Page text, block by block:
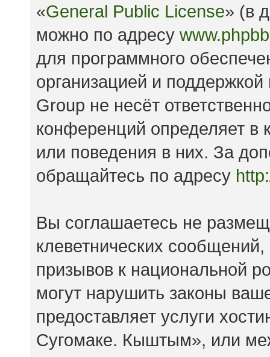
«General Public License» (в
можно по адресу
для программного
организацией и
Group не несёт
конференций определяет в
или поведения в них. За
обращайтесь по адресу
Вы соглашаетесь не
клеветнических
призывов к национальной
могут нарушить законы
предоставляет услуги
Сугомаке. Кыштым», или